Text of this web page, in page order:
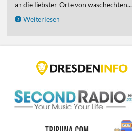
an die liebsten Orte von waschechten...
Weiterlesen